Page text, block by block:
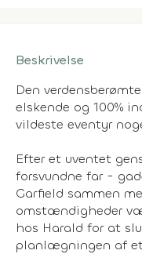
Beskrivelse
Den
elskende og 100%
vildeste eventyr
Efter et uventet
forsvundne far -
Garfield sammen
omstændigheder
hos Harald for at
planlægningen af